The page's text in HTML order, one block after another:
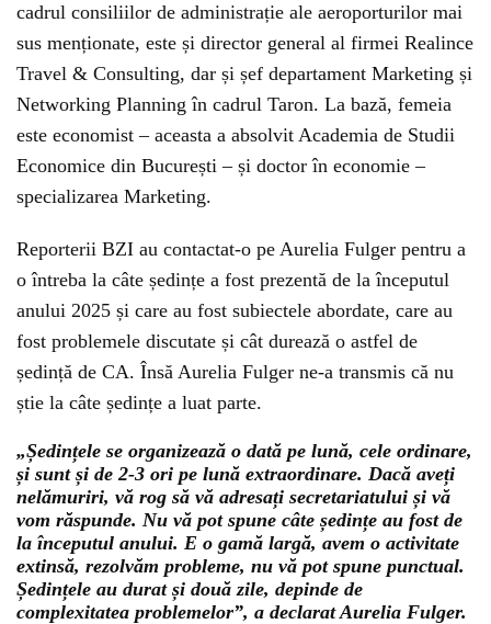
cadrul consiliilor de administrație ale aeroporturilor mai
sus menționate, este și director general al firmei Realince
Travel & Consulting, dar și șef departament Marketing și
Networking Planning în cadrul Taron. La bază, femeia
este economist – aceasta a absolvit Academia de Studii
Economice din București – și doctor în economie –
specializarea Marketing.
Reporterii BZI au contactat-o pe Aurelia Fulger pentru a
o întreba la câte ședințe a fost prezentă de la începutul
anului 2025 și care au fost subiectele abordate, care au
fost problemele discutate și cât durează o astfel de
ședință de CA. Însă Aurelia Fulger ne-a transmis că nu
știe la câte ședințe a luat parte.
„Ședințele se organizează o dată pe lună, cele ordinare,
și sunt și de 2-3 ori pe lună extraordinare. Dacă aveți
nelămuriri, vă rog să vă adresați secretariatului și vă
vom răspunde. Nu vă pot spune câte ședințe au fost de
la începutul anului. E o gamă largă, avem o activitate
extinsă, rezolvăm probleme, nu vă pot spune punctual.
Ședințele au durat și două zile, depinde de
complexitatea problemelor”, a declarat Aurelia Fulger.